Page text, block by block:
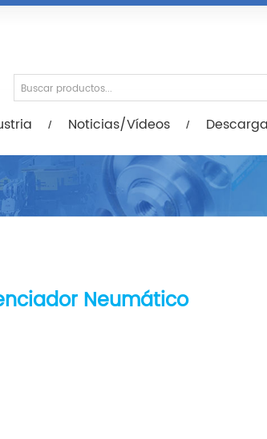
Noticias/Vídeos
Neumático